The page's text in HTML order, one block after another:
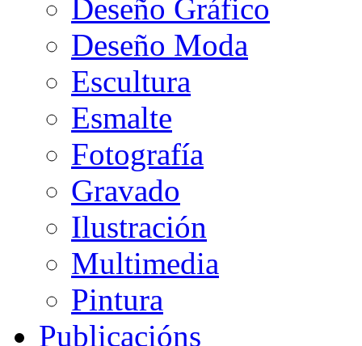
Deseño Gráfico
Deseño Moda
Escultura
Esmalte
Fotografía
Gravado
Ilustración
Multimedia
Pintura
Publicacións